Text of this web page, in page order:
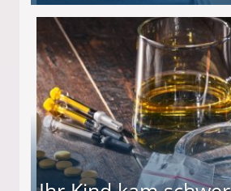
(34) in den finanziellen Ruin!